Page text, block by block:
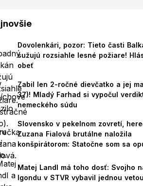
Dovolenkári, pozor: Tieto časti
sužujú rozsiahle lesné požiare!
obeť
Zabil len 2-ročné dievčatko a jej
37)! Mladý Farhad si vypočul
nemeckého súdu
Slovensko v pekelnom zovretí,
Zuzana Fialová brutálne naložila
konšpirátorom: Statočne som sa
Matej Landl má toho dosť: Svojho
Igondu v STVR vybavil jednou vetou